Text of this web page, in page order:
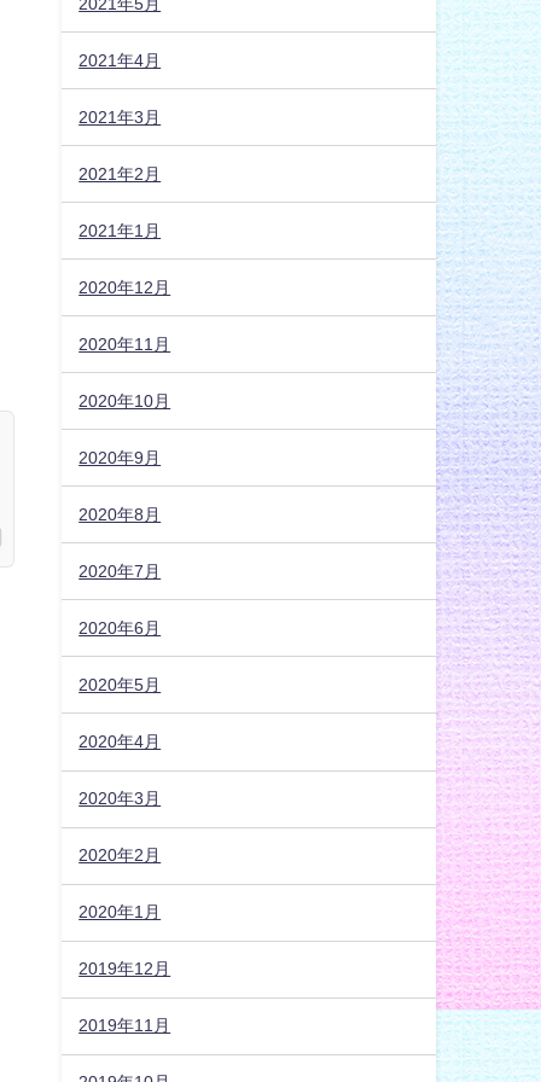
2021年4月
2021年3月
2021年2月
2021年1月
2020年12月
2020年11月
2020年10月
2020年9月
2020年8月
2020年7月
2020年6月
2020年5月
2020年4月
2020年3月
2020年2月
2020年1月
2019年12月
2019年11月